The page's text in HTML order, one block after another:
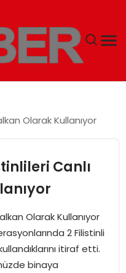
Olarak Kullanıyor
Canlı
Olarak Kullanıyor
2 Filistinli
itiraf etti.
binaya